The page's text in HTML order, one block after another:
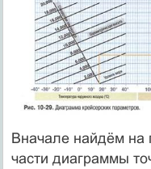
Вначале найдём на
части диаграммы